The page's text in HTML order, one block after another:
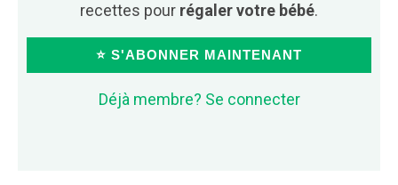
recettes pour régaler votre bébé.
⭐ S'ABONNER MAINTENANT
Déjà membre? Se connecter